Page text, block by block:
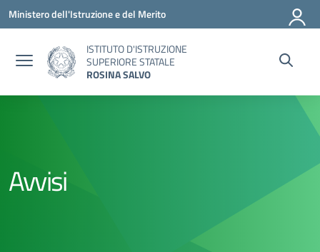
Vai ai contenuti
Vai al menu di navigazione
Vai al footer
Ministero dell'Istruzione e del Merito
ISTITUTO D'ISTRUZIONE
SUPERIORE STATALE
ROSINA SALVO
Avvisi